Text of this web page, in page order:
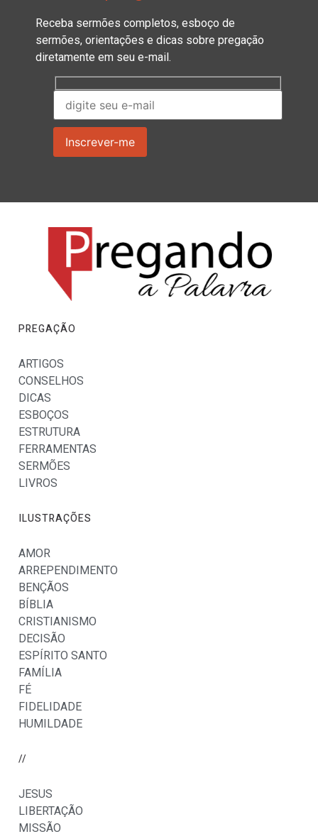
Receba sermões completos, esboço de
sermões, orientações e dicas sobre pregação
diretamente em seu e-mail.
PREGAÇÃO
ARTIGOS
CONSELHOS
DICAS
ESBOÇOS
ESTRUTURA
FERRAMENTAS
SERMÕES
LIVROS
ILUSTRAÇÕES
AMOR
ARREPENDIMENTO
BENÇÃOS
BÍBLIA
CRISTIANISMO
DECISÃO
ESPÍRITO SANTO
FAMÍLIA
FÉ
FIDELIDADE
HUMILDADE
//
JESUS
LIBERTAÇÃO
MISSÃO